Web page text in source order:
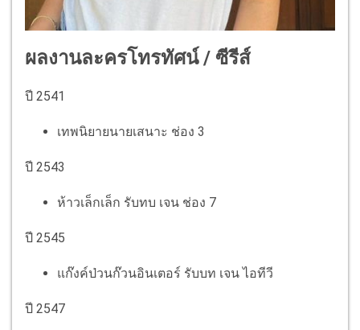
ผลงานละครโทรทัศน์ / ซีรีส์
ปี 2541
เทพนิยายนายเสนาะ ช่อง 3
ปี 2543
ห้าวเล็กเล็ก รับทบ เจน ช่อง 7
ปี 2545
แก๊งค์ป่วนก๊วนอินเตอร์ รับบท เจน ไอทีวี
ปี 2547